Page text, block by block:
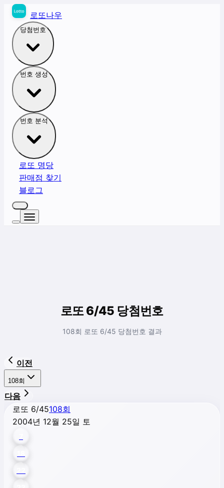
로또나우
당첨번호
번호 생성
번호 분석
로또 명당
판매점 찾기
블로그
로또 6/45 당첨번호
108회 로또 6/45 당첨번호 결과
이전
108회
다음
로또 6/45108회
2004년 12월 25일 토